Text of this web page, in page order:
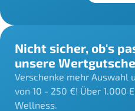
Nicht sicher, ob's
unsere
Verschenke mehr Auswahl
von 10 - 250 €! Über 1.000
Wellness.